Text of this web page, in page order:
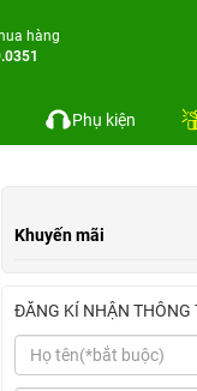
hàng
Phụ kiện
Khuyến mãi
ĐĂNG KÍ NHẬN THÔNG